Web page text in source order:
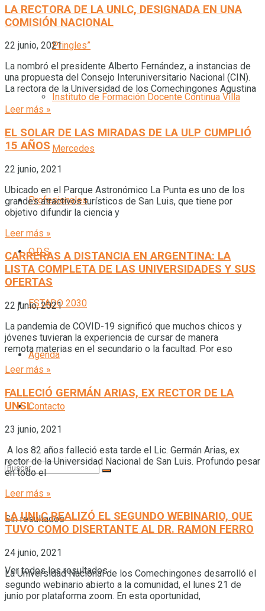
Pringles”
Instituto de Formación Docente Continua Villa
Mercedes
Profesionales
O.D.S
ESTADO 2030
Agenda
Contacto
Sin resultados
Ver todos los resultados
LA RECTORA DE LA UNLC, DESIGNADA EN UNA
COMISIÓN NACIONAL
22 junio, 2021
La nombró el presidente Alberto Fernández, a instancias de
una propuesta del Consejo Interuniversitario Nacional (CIN).
La rectora de la Universidad de los Comechingones Agustina
Leer más »
EL SOLAR DE LAS MIRADAS DE LA ULP CUMPLIÓ
15 AÑOS
22 junio, 2021
Ubicado en el Parque Astronómico La Punta es uno de los
grandes atractivos turísticos de San Luis, que tiene por
objetivo difundir la ciencia y
Leer más »
CARRERAS A DISTANCIA EN ARGENTINA: LA
LISTA COMPLETA DE LAS UNIVERSIDADES Y SUS
OFERTAS
22 junio, 2021
La pandemia de COVID-19 significó que muchos chicos y
jóvenes tuvieran la experiencia de cursar de manera
remota materias en el secundario o la facultad. Por eso
Leer más »
FALLECIÓ GERMÁN ARIAS, EX RECTOR DE LA
UNSL
23 junio, 2021
A los 82 años falleció esta tarde el Lic. Germán Arias, ex
rector de la Universidad Nacional de San Luis. Profundo pesar
en todo el
Leer más »
LA UNLC REALIZÓ EL SEGUNDO WEBINARIO, QUE
TUVO COMO DISERTANTE AL DR. RAMON FERRO
24 junio, 2021
La Universidad Nacional de los Comechingones desarrolló el
segundo webinario abierto a la comunidad, el lunes 21 de
junio por plataforma zoom. En esta oportunidad,